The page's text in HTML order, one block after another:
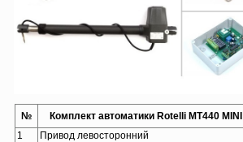
№ Комплект автоматики Rotelli MT440 MINI
1
Привод левосторонний